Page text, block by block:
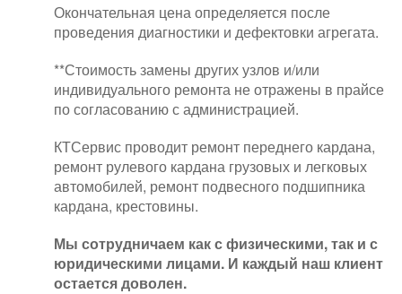
Окончательная цена определяется после
проведения диагностики и дефектовки агрегата.
**Стоимость замены других узлов и/или
индивидуального ремонта не отражены в прайсе
по согласованию с администрацией.
КТСервис проводит ремонт переднего кардана,
ремонт рулевого кардана грузовых и легковых
автомобилей, ремонт подвесного подшипника
кардана, крестовины.
Мы сотрудничаем как с физическими, так и с
юридическими лицами. И каждый наш клиент
остается доволен.